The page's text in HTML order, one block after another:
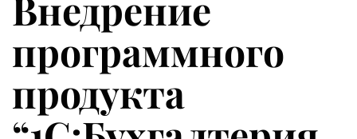
программного
продукта